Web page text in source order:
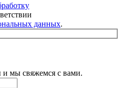
данных.
и мы свяжемся с вами.